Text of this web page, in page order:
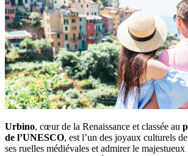
Urbino, cœur de la Renaissance et classée au
de l’UNESCO, est l’un des joyaux culturels
ses ruelles médiévales et admirer le majestueux